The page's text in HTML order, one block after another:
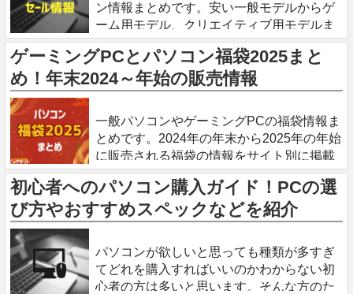
ン情報まとめです。安い一般モデルからゲ
ーム用モデル、クリエイティブ用モデルま
で。 ノートPCはいつもセールは実施され
ていますが、同じモデルがずっとお得にな
っているわけではありません。セール対
ゲーミングPCとパソコン福袋2025まと
め！年末2024～年始の販売情報
一般パソコンやゲーミングPCの福袋情報ま
とめです。2024年の年末から2025年の年始
に販売される福袋の情報をサイト別に掲載
しています。 年末年始は福袋でパソコンが
お買い得 年末年始は1番パソコンが安い時
期です。
初心者へのパソコン購入ガイド！PCの選
び方やおすすめスペックなどを紹介
パソコンが欲しいと思っても種類が多すぎ
てどれを購入すればいいのかわからない初
心者の方は多いと思います。そんな方のた